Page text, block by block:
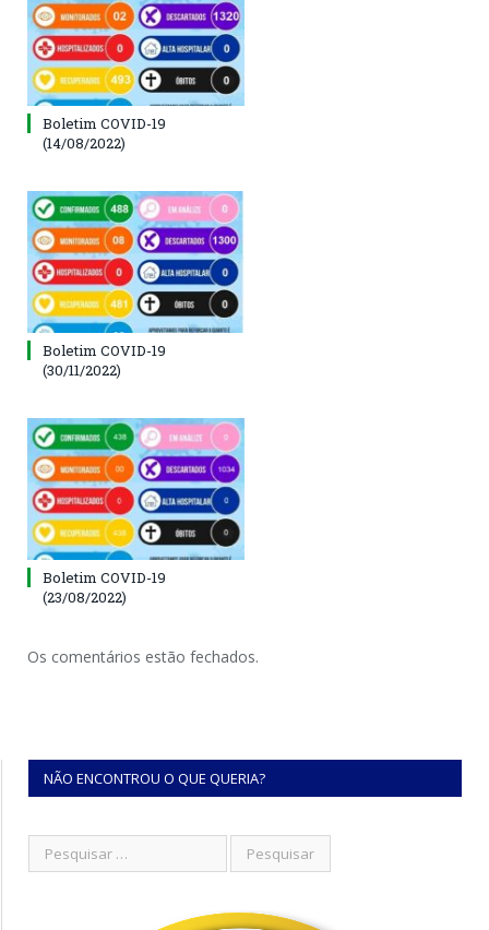
Boletim COVID-19
(14/08/2022)
Boletim COVID-19
(30/11/2022)
Boletim COVID-19
(23/08/2022)
Os comentários estão fechados.
NÃO ENCONTROU O QUE QUERIA?